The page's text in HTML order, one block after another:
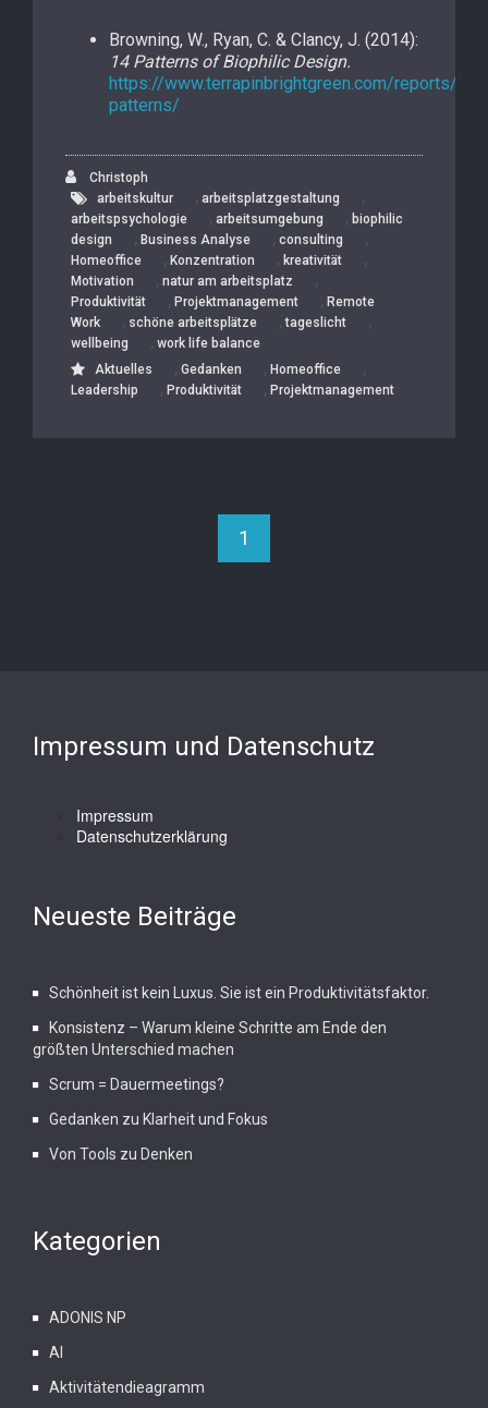
Browning, W., Ryan, C. & Clancy, J. (2014):
14 Patterns of Biophilic Design.
https://www.terrapinbrightgreen.com/reports/14-
patterns/
Christoph
arbeitskultur
, arbeitsplatzgestaltung ,
arbeitspsychologie , arbeitsumgebung , biophilic
design
, Business Analyse , consulting ,
Homeoffice , Konzentration , kreativität ,
Motivation , natur am arbeitsplatz ,
Produktivität , Projektmanagement , Remote
Work
, schöne arbeitsplätze ,tageslicht ,
wellbeing , work life balance
Aktuelles
, Gedanken , Homeoffice ,
Leadership , Produktivität , Projektmanagement
1
Impressum und Datenschutz
Impressum
Datenschutzerklärung
Neueste Beiträge
Schönheit ist kein Luxus. Sie ist ein Produktivitätsfaktor.
Konsistenz – Warum kleine Schritte am Ende den
größten Unterschied machen
Scrum = Dauermeetings?
Gedanken zu Klarheit und Fokus
Von Tools zu Denken
Kategorien
ADONIS NP
AI
Aktivitätendieagramm